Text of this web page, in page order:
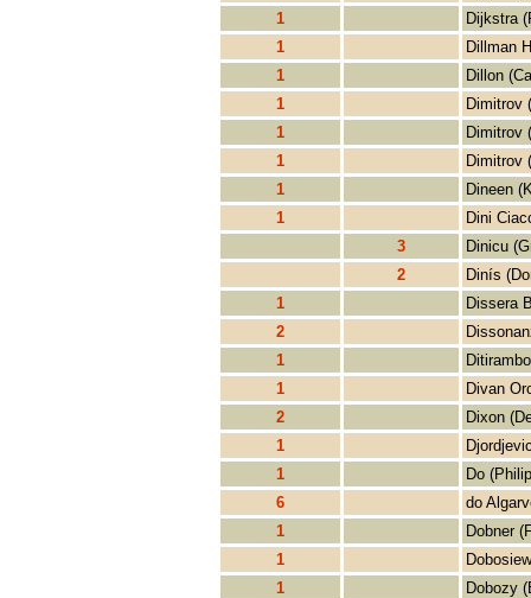
1
Dijkstra
1
Dillman
1
Dillon
1
Dimitrov
1
Dimitrov
1
Dimitrov
1
Dineen
1
Dini
3
Dinicu
2
Dinís
1
Dissera
2
1
1
Divan
2
Dixon
1
1
Do
6
do
1
Dobner
1
1
Dobozy